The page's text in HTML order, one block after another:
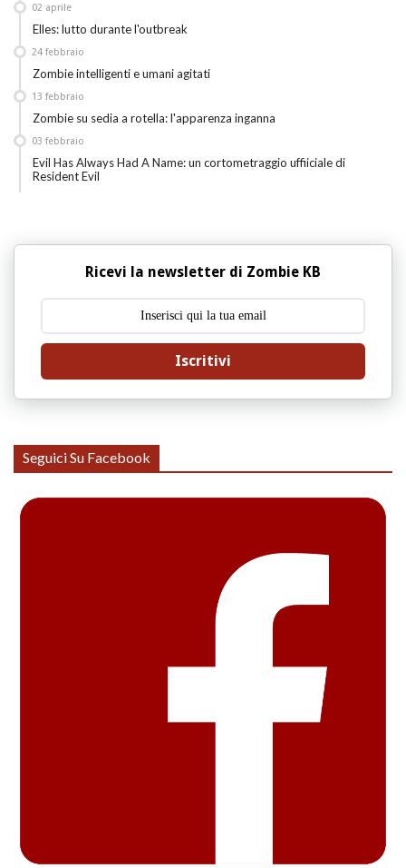
Elles: lutto durante l'outbreak
02 aprile
Zombie intelligenti e umani agitati
24 febbraio
Zombie su sedia a rotella: l'apparenza inganna
13 febbraio
Evil Has Always Had A Name: un cortometraggio uffiiciale di
Resident Evil
03 febbraio
Ricevi la newsletter di Zombie KB
Iscritivi
Seguici Su Facebook